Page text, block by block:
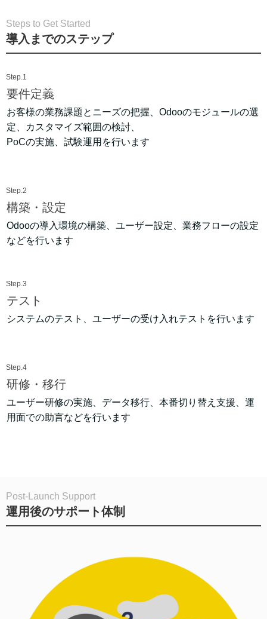
Steps to Get Started
導入までのステップ
Step.1
要件定義
お客様の業務課題とニーズの把握、Odooのモジュールの選
定、カスタマイズ範囲の検討、
PoCの実施、試験運用を行います
Step.2
構築・設定
Odooの導入環境の構築、ユーザー設定、業務フローの設定
などを行います
Step.3
テスト
システムのテスト、ユーザーの受け入れテストを行います
Step.4
研修・移行
ユーザー研修の実施、データ移行、本番切り替え支援、運
用面での助言などを行います
Post-Launch Support
運用後のサポート体制